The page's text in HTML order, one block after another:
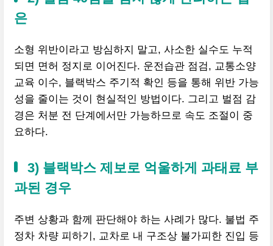
은
소형 위반이라고 방심하지 말고, 사소한 실수도 누적
되면 면허 정지로 이어진다. 운전습관 점검, 교통소양
교육 이수, 블랙박스 주기적 확인 등을 통해 위반 가능
성을 줄이는 것이 현실적인 방법이다. 그리고 벌점 감
경은 처분 전 단계에서만 가능하므로 속도 조절이 중
요하다.
3) 블랙박스 제보로 억울하게 과태료 부
과된 경우
주변 상황과 함께 판단해야 하는 사례가 많다. 불법 주
정차 차량 피하기, 교차로 내 구조상 불가피한 진입 등